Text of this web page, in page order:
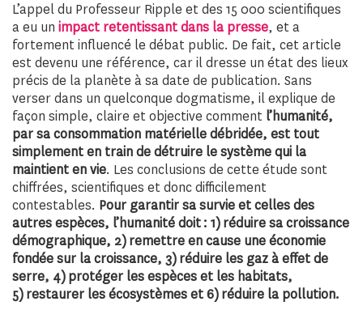
L’appel du Professeur Ripple et des 15 000 scientifiques
a eu un impact retentissant dans la presse, et a
fortement influencé le débat public. De fait, cet article
est devenu une référence, car il dresse un état des lieux
précis de la planète à sa date de publication. Sans
verser dans un quelconque dogmatisme, il explique de
façon simple, claire et objective comment l’humanité,
par sa consommation matérielle débridée, est tout
simplement en train de détruire le système qui la
maintient en vie. Les conclusions de cette étude sont
chiffrées, scientifiques et donc difficilement
contestables. Pour garantir sa survie et celles des
autres espèces, l’humanité doit : 1) réduire sa croissance
démographique, 2) remettre en cause une économie
fondée sur la croissance, 3) réduire les gaz à effet de
serre, 4) protéger les espèces et les habitats,
5) restaurer les écosystèmes et 6) réduire la pollution.